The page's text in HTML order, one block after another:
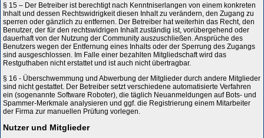
§ 15 – Der Betreiber ist berechtigt nach Kenntniserlangen von einem konkreten
Inhalt und dessen Rechtswidrigkeit diesen Inhalt zu verändern, den Zugang zu
sperren oder gänzlich zu entfernen. Der Betreiber hat weiterhin das Recht, den
Benutzer, der für den rechtswidrigen Inhalt zuständig ist, vorübergehend oder
dauerhaft von der Nutzung der Community auszuschließen. Ansprüche des
Benutzers wegen der Entfernung eines Inhalts oder der Sperrung des Zugangs
sind ausgeschlossen. Im Falle einer bezahlten Mitgliedschaft wird das
Restguthaben nicht erstattet und ist auch nicht übertragbar.
§ 16 - Überschwemmung und Abwerbung der Mitglieder durch andere Mitglieder
sind nicht gestattet. Der Betreiber setzt verschiedene automatisierte Verfahren
ein (sogenannte Software Roboter), die täglich Neuanmeldungen auf Bots- und
Spammer-Merkmale analysieren und ggf. die Registrierung einem Mitarbeiter
der Firma zur manuellen Prüfung vorlegen.
Nutzer und Mitglieder